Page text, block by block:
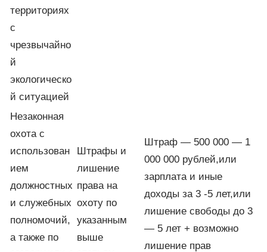
территориях
с
чрезвычайно
й
экологическо
й ситуацией
Незаконная
охота с
использован
ием
должностных
и служебных
полномочий,
а также по
Штрафы и
лишение
права на
охоту по
указанным
выше
Штраф — 500 000 — 1
000 000 рублей,или
зарплата и иные
доходы за 3 -5 лет,или
лишение свободы до 3
— 5 лет + возможно
лишение прав